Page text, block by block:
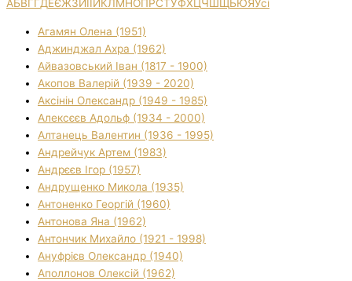
АБВ Г ҐДЕЄЖЗИ Й КЛ М НОП РСТУФХЦЧ Ш ЩЬЮЯУсі
Агамян Олена (1951)
Аджинджал Ахра (1962)
Айвазовський Іван (1817 - 1900)
Акопов Валерій (1939 - 2020)
Аксінін Олександр (1949 - 1985)
Алексєєв Адольф (1934 - 2000)
Алтанець Валентин (1936 - 1995)
Андрейчук Артем (1983)
Андрєєв Ігор (1957)
Андрущенко Микола (1935)
Антоненко Георгій (1960)
Антонова Яна (1962)
Антончик Михайло (1921 - 1998)
Ануфрієв Олександр (1940)
Аполлонов Олексій (1962)